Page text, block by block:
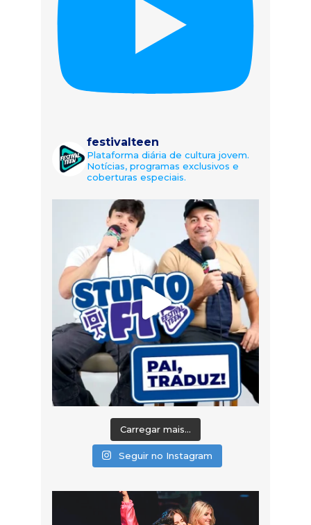
festivalteen
Plataforma diária de cultura jovem.
Notícias, programas exclusivos e
coberturas especiais.
Carregar mais...
Seguir no Instagram